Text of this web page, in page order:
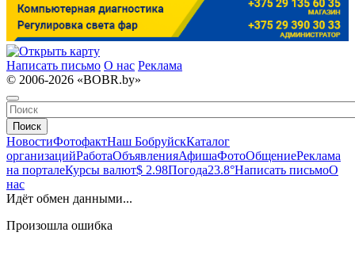
Написать письмо О нас Реклама
© 2006-2026 «BOBR.by»
Поиск
НовостиФотофактНаш БобруйскКаталог
организацийРаботаОбъявленияАфишаФотоОбщениеРеклама
на порталеКурсы валют$ 2.98Погода23.8°Написать письмоО
нас
Идёт обмен данными...
Произошла ошибка